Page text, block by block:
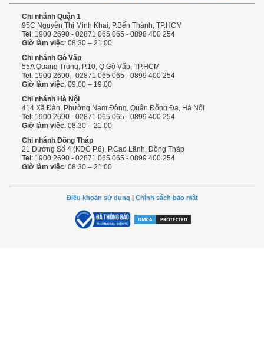
Chi nhánh Quận 1
95C Nguyễn Thị Minh Khai, P.Bến Thành, TP.HCM
Tel : 1900 2690 - 02871 065 065 - 0898 400 254
Giờ làm việc: 08:30 – 21:00
Chi nhánh Gò Vấp
55A Quang Trung, P.10, Q.Gò Vấp, TP.HCM
Tel : 1900 2690 - 02871 065 065 - 0899 400 254
Giờ làm việc: 09:00 – 19:00
Chi nhánh Hà Nội
414 Xã Đàn, Phường Nam Đồng, Quận Đống Đa, Hà Nội
Tel : 1900 2690 - 02871 065 065 - 0899 400 254
Giờ làm việc: 08:30 – 21:00
Chi nhánh Đồng Tháp
21 Đường Số 4 (KDC P.6), P.Cao Lãnh, Đồng Tháp
Tel : 1900 2690 - 02871 065 065 - 0899 400 254
Giờ làm việc: 08:30 – 21:00
Điều khoản sử dụng Chính sách bảo mật